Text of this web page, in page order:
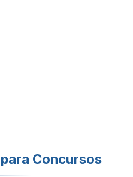
Concursos